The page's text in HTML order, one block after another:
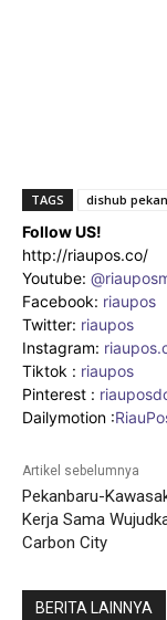
TAGS dishub
Follow US!
http://riaupos.co/
Youtube:
Facebook: riaupos
Twitter: riaupos
Instagram:
Tiktok : riaupos
Pinterest :
Dailymotion :
Artikel sebelumnya
Pekanbaru-
Kerja Sama
Carbon City
BERITA LAINNYA